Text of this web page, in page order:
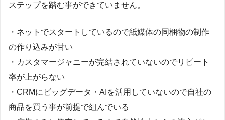
ステップを踏む事ができていません。
・ネットでスタートしているので紙媒体の同梱物の制作
の作り込みが甘い
・カスタマージャニーが完結されていないのでリピート
率が上がらない
・CRMにビッグデータ・AIを活用していないので自社の
商品を買う事が前提で組んでいる